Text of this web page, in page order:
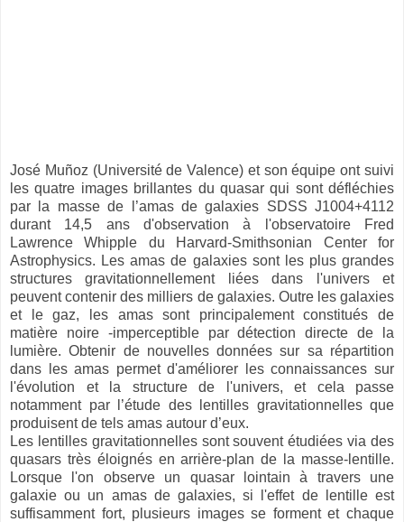
José Muñoz (Université de Valence) et son équipe ont suivi
les quatre images brillantes du quasar qui sont défléchies
par la masse de l’amas de galaxies SDSS J1004+4112
durant 14,5 ans d'observation à l'observatoire Fred
Lawrence Whipple du Harvard-Smithsonian Center for
Astrophysics. Les amas de galaxies sont les plus grandes
structures gravitationnellement liées dans l'univers et
peuvent contenir des milliers de galaxies. Outre les galaxies
et le gaz, les amas sont principalement constitués de
matière noire -imperceptible par détection directe de la
lumière. Obtenir de nouvelles données sur sa répartition
dans les amas permet d'améliorer les connaissances sur
l'évolution et la structure de l'univers, et cela passe
notamment par l’étude des lentilles gravitationnelles que
produisent de tels amas autour d’eux.
Les lentilles gravitationnelles sont souvent étudiées via des
quasars très éloignés en arrière-plan de la masse-lentille.
Lorsque l'on observe un quasar lointain à travers une
galaxie ou un amas de galaxies, si l'effet de lentille est
suffisamment fort, plusieurs images se forment et chaque